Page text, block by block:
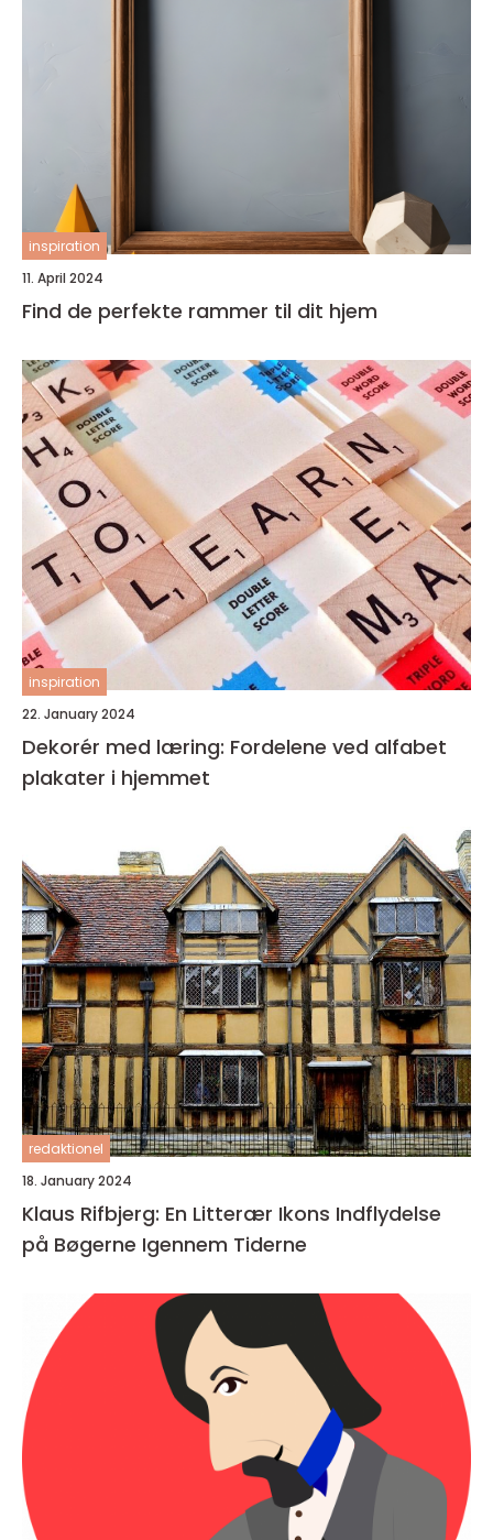
inspiration
11. April 2024
Find de perfekte rammer til dit hjem
inspiration
22. January 2024
Dekorér med læring: Fordelene ved alfabet
plakater i hjemmet
redaktionel
18. January 2024
Klaus Rifbjerg: En Litterær Ikons Indflydelse
på Bøgerne Igennem Tiderne